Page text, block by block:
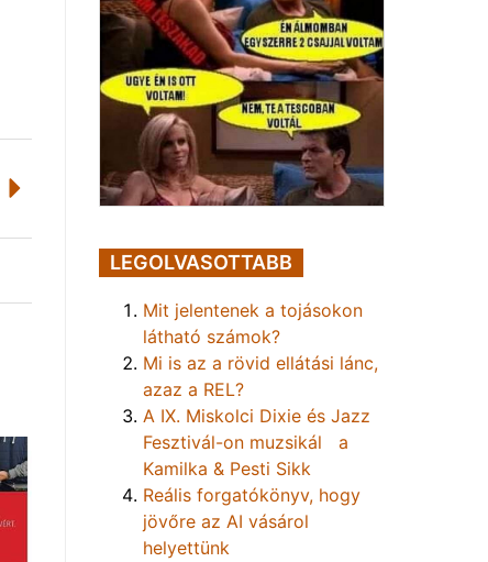
LEGOLVASOTTABB
Mit jelentenek a tojásokon
látható számok?
Mi is az a rövid ellátási lánc,
azaz a REL?
A IX. Miskolci Dixie és Jazz
Fesztivál-on muzsikál a
Kamilka & Pesti Sikk
Reális forgatókönyv, hogy
jövőre az AI vásárol
helyettünk